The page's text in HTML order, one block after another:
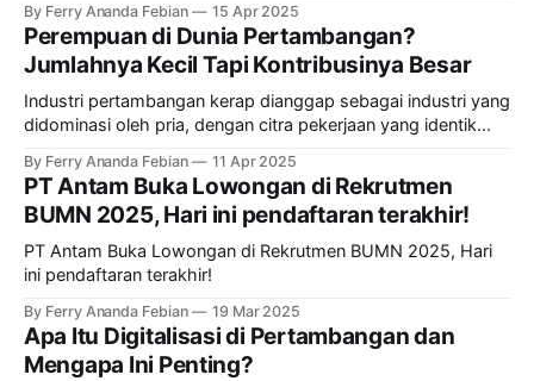
By Ferry Ananda Febian 15 Apr 2025
Perempuan di Dunia Pertambangan?
Jumlahnya Kecil Tapi Kontribusinya Besar
Industri pertambangan kerap dianggap sebagai industri yang
didominasi oleh pria, dengan citra pekerjaan yang identik...
By Ferry Ananda Febian 11 Apr 2025
PT Antam Buka Lowongan di Rekrutmen
BUMN 2025, Hari ini pendaftaran terakhir!
PT Antam Buka Lowongan di Rekrutmen BUMN 2025, Hari
ini pendaftaran terakhir!
By Ferry Ananda Febian 19 Mar 2025
Apa Itu Digitalisasi di Pertambangan dan
Mengapa Ini Penting?